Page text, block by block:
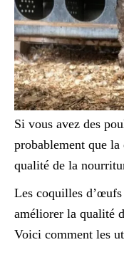
Si vous avez des
probablement que
qualité de la
Les coquilles
améliorer la qualité
Voici comment les